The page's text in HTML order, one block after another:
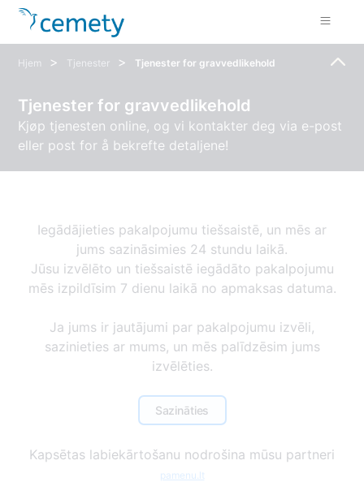
Hjem > Tjenester > Tjenester for gravvedlikehold
Tjenester for gravvedlikehold
Kjøp tjenesten online, og vi kontakter deg via e-post
eller post for å bekrefte detaljene!
Iegādājieties pakalpojumu tiešsaistē, un mēs ar
jums sazināsimies 24 stundu laikā.
Jūsu izvēlēto un tiešsaistē iegādāto pakalpojumu
mēs izpildīsim 7 dienu laikā no apmaksas datuma.
Ja jums ir jautājumi par pakalpojumu izvēli,
sazinieties ar mums, un mēs palīdzēsim jums
izvēlēties.
Sazināties
Kapsētas labiekārtošanu nodrošina mūsu partneri
pamenu.lt